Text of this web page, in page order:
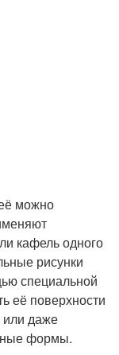
можно
кафель одного
рисунки
специальной
её поверхности
или даже
формы.